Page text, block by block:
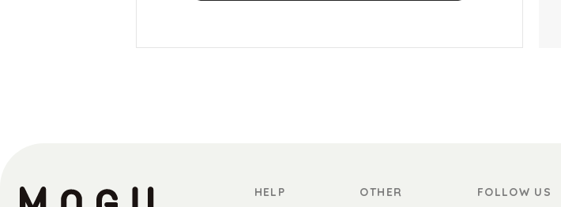
HELP OTHER FOLLOW US